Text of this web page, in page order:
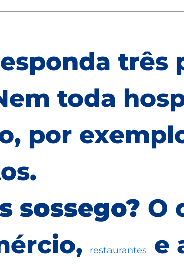
três
toda
por
sossego? O
restaurantes
e